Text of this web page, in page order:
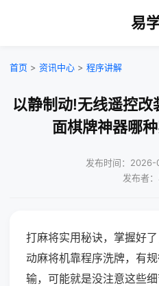
易
首页 > 资讯中心 > 程序讲解
以静制动!无线遥控改
面棋牌神器哪
发布时间：
发布者
打麻将实用秘诀，掌握好
动麻将机靠程序洗牌，有
输，可能就是没注意这些细